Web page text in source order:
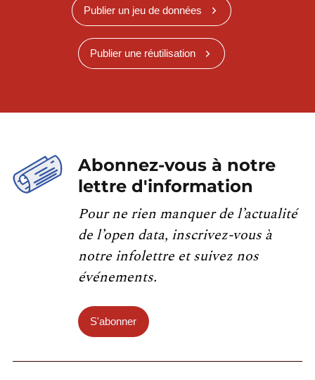
Publier un jeu de données
Publier une réutilisation
Abonnez-vous à notre
lettre d'information
Pour ne rien manquer de l’actualité
de l’open data, inscrivez-vous à
notre infolettre et suivez nos
événements.
S'abonner